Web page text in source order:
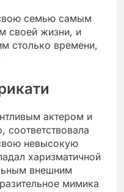
семью самым
своей жизни, и
столько времени,
актером и
соответствовала
невысокую
харизматичной
внешним
мимика